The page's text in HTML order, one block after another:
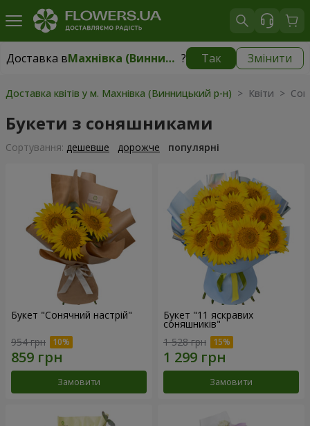
Доставка в Махнівка (Винницький р-н) ? Так Змінити
Доставка вМахнівка (Винницький р-н)| 900 грн
Доставка квітів у м. Махнівка (Винницький р-н) > Квіти >
Букети з соняшниками
Сортування: дешевше дорожче популярні
Букет "Сонячний настрій"
954 грн
Замовити
Букет "11 яскравих
соняшників"
1 528 грн
Замовити